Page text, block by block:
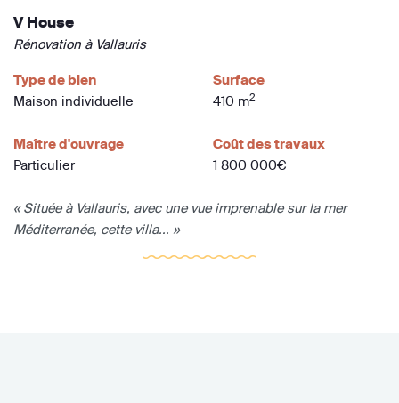
V House
Rénovation à Vallauris
Type de bien
Maison individuelle
Surface
410 m2
Maître d'ouvrage
Particulier
Coût des travaux
1 800 000€
« Située à Vallauris, avec une vue imprenable sur la mer
Méditerranée, cette villa... »